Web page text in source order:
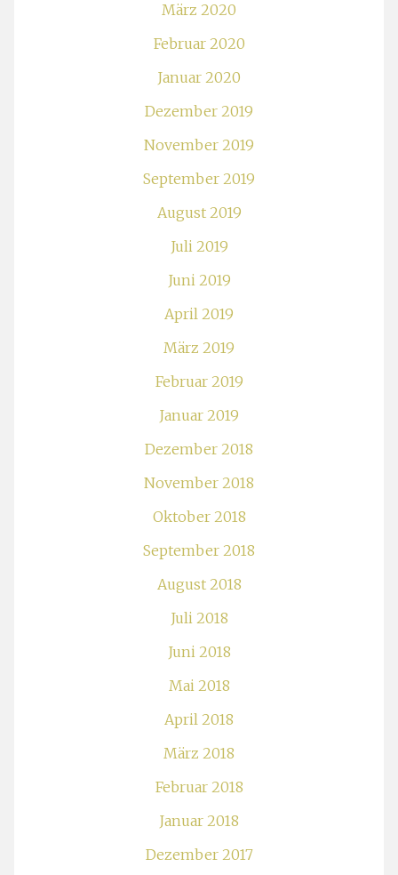
März 2020
Februar 2020
Januar 2020
Dezember 2019
November 2019
September 2019
August 2019
Juli 2019
Juni 2019
April 2019
März 2019
Februar 2019
Januar 2019
Dezember 2018
November 2018
Oktober 2018
September 2018
August 2018
Juli 2018
Juni 2018
Mai 2018
April 2018
März 2018
Februar 2018
Januar 2018
Dezember 2017